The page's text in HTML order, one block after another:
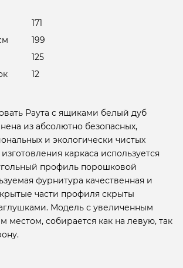
171
199
125
12
Раута с ящиками белый дуб
из абсолютно безопасных,
и экологически чистых
каркаса используется
профиль порошковой
фурнитура качественная и
части профиля скрыты
Модель с увеличенным
местом, собирается как на левую, так